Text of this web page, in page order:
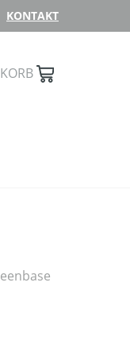
KONTAKT